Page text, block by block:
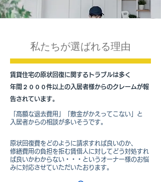
私たちが選ばれる理由
賃貸住宅の原状回復に関するトラブルは多く
​年間２０００件以上の入居者様からのクレームが報
告されています。
「高額な退去費用」「敷金がかえってこない」と
​入居者からの相談が多いそうです。
原状回復費をどのように請求すれば良いのか、
修繕費用の負担を拒む賃借人に対してどう対処すれ
ば良いかわからない・・・というオーナー様のお悩
みに対応させていただいたおります。